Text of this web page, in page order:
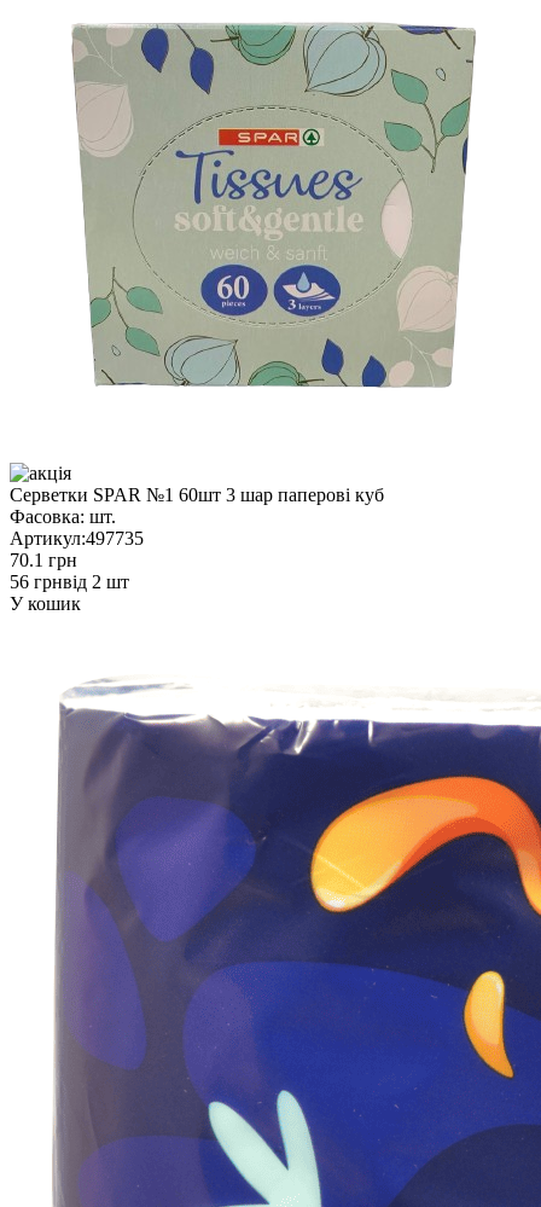
Серветки SPAR №1 60шт 3 шар паперові куб
Фасовка: шт.
Артикул:497735
70.1 грн
56 грнвід 2 шт
У кошик